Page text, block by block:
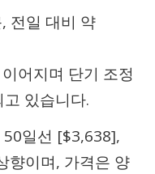
전일 대비 약
어지며 단기 조정
있습니다.
50일선 [$3,638],
향이며, 가격은 양